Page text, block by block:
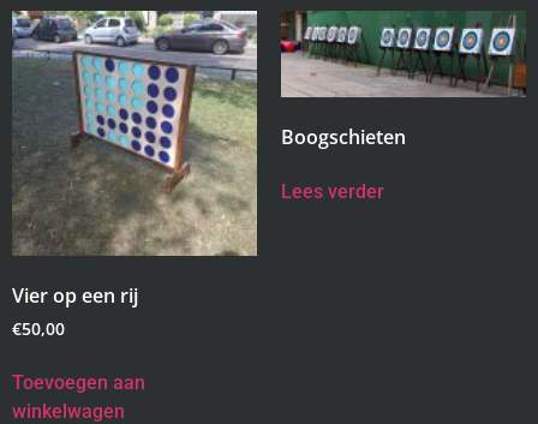
Vier op een rij
€50,00
Toevoegen aan
winkelwagen
Boogschieten
Lees verder